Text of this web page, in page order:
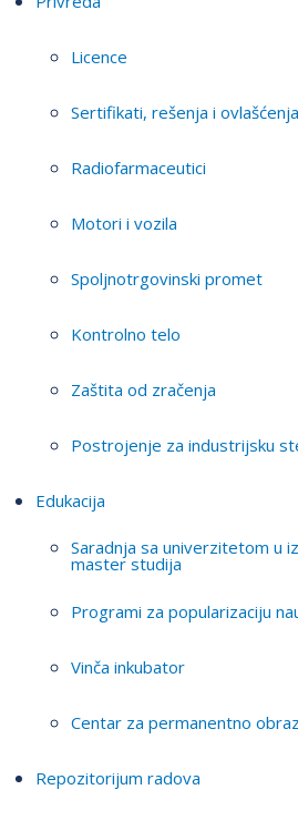
Licence
Sertifikati, rešenja i ovlašćenja
Radiofarmaceutici
Motori i vozila
Spoljnotrgovinski promet
Kontrolno telo
Zaštita od zračenja
Postrojenje za industrijsku
Edukacija
Saradnja sa univerzitetom u
master studija
Programi za popularizaciju
Vinča inkubator
Centar za permanentno
Repozitorijum radova